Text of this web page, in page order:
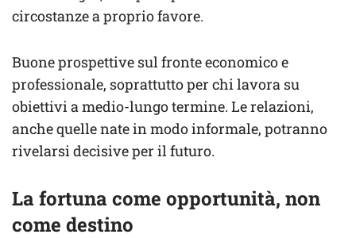
circostanze a proprio favore.
Buone prospettive sul fronte economico e
professionale, soprattutto per chi lavora su
obiettivi a medio-lungo termine. Le relazioni,
anche quelle nate in modo informale, potranno
rivelarsi decisive per il futuro.
La fortuna come opportunità, non
come destino